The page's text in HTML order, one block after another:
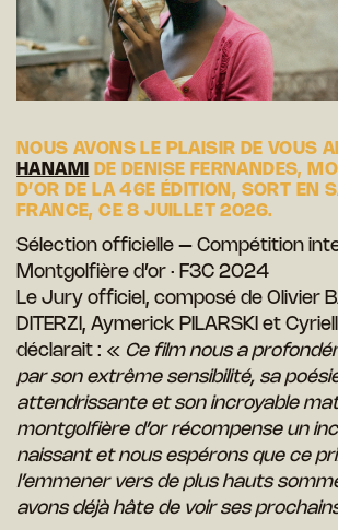
NOUS AVONS LE PLAISIR DE VOUS
HANAMI
DE DENISE FERNANDES,
D’OR DE LA 46E ÉDITION, SORT EN
FRANCE, CE 8 JUILLET 2026.
Sélection officielle – Compétition
Montgolfière d’or · F3C 2024
Le Jury officiel, composé de Olivier
DITERZI, Aymerick PILARSKI et
déclarait : « Ce film nous a
par son extrême sensibilité, sa
attendrissante et son incroyable
montgolfière d’or récompense un
naissant et nous espérons que ce
l’emmener vers de plus hauts
avons déjà hâte de voir ses